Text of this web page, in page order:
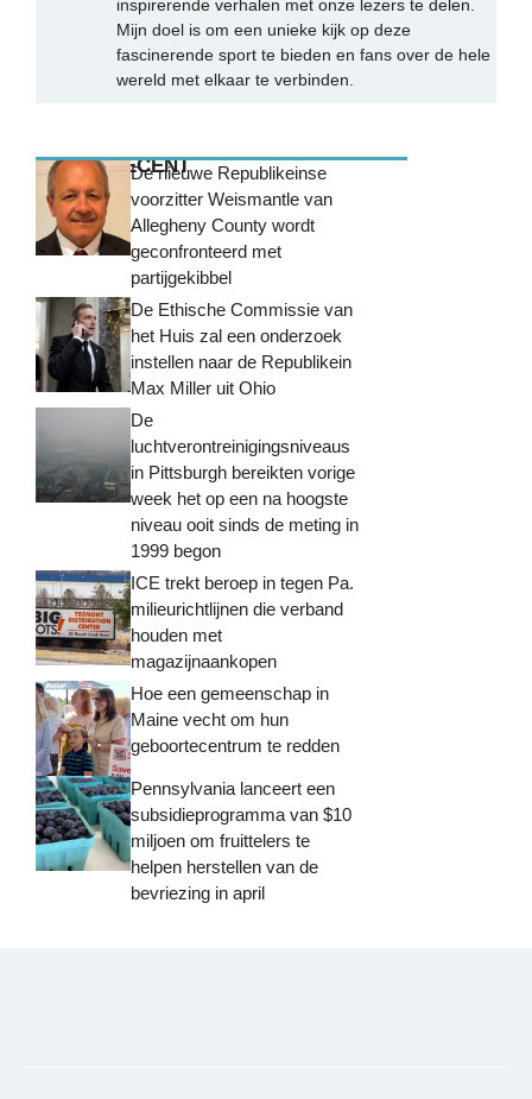
inspirerende verhalen met onze lezers te delen.
Mijn doel is om een unieke kijk op deze
fascinerende sport te bieden en fans over de hele
wereld met elkaar te verbinden.
MEEST RECENTDe nieuwe Republikeinse
voorzitter Weismantle van
Allegheny County wordt
geconfronteerd met
partijgekibbel
De Ethische Commissie van
het Huis zal een onderzoek
instellen naar de Republikein
Max Miller uit Ohio
De
luchtverontreinigingsniveaus
in Pittsburgh bereikten vorige
week het op een na hoogste
niveau ooit sinds de meting in
1999 begon
ICE trekt beroep in tegen Pa.
milieurichtlijnen die verband
houden met
magazijnaankopen
Hoe een gemeenschap in
Maine vecht om hun
geboortecentrum te redden
Pennsylvania lanceert een
subsidieprogramma van $10
miljoen om fruittelers te
helpen herstellen van de
bevriezing in april